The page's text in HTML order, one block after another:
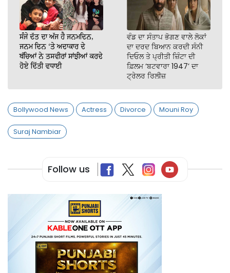
ਸੰਜੇ ਦੱਤ ਦਾ ਅੱਜ ਹੈ ਜਨਮਦਿਨ,
ਜਨਮ ਦਿਨ ‘ਤੇ ਅਦਾਕਾਰ ਦੇ
ਬੱਚਿਆਂ ਨੇ ਤਸਵੀਰਾਂ ਸਾਂਝੀਆਂ ਕਰਦੇ
ਹੋਏ ਦਿੱਤੀ ਵਧਾਈ
ਵੰਡ ਦਾ ਸੰਤਾਪ ਭੋਗਣ ਵਾਲੇ ਲੋਕਾਂ
ਦਾ ਦਰਦ ਬਿਆਨ ਕਰਦੀ ਸੰਨੀ
ਦਿਓਲ ਤੇ ਪ੍ਰੀਤੀ ਜ਼ਿੰਟਾ ਦੀ
ਫ਼ਿਲਮ ‘ਬਟਵਾਰਾ 1947’ ਦਾ
ਟ੍ਰੇਲਰ ਰਿਲੀਜ਼
Bollywood News Actress Divorce Mouni Roy
Suraj Nambiar
Follow us